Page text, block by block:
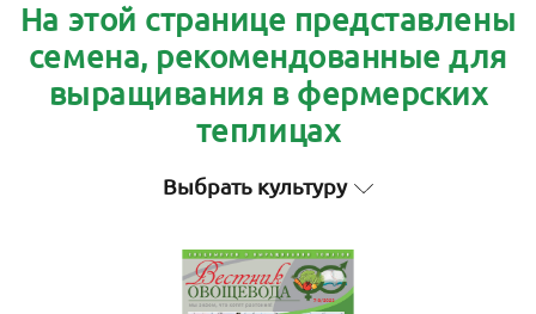
На этой странице представлены
семена, рекомендованные для
выращивания в фермерских
теплицах
Выбрать культуру